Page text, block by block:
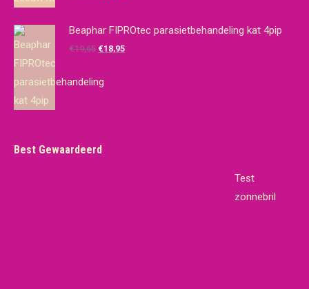
was:
€14,95.
is:
€10,00.
Beaphar FIPROtec parasietbehandeling kat 4pip
€19,65 Oorspronkelijke
was:
€18,95Huidige
Best Gewaardeerd
Test
zonnebril